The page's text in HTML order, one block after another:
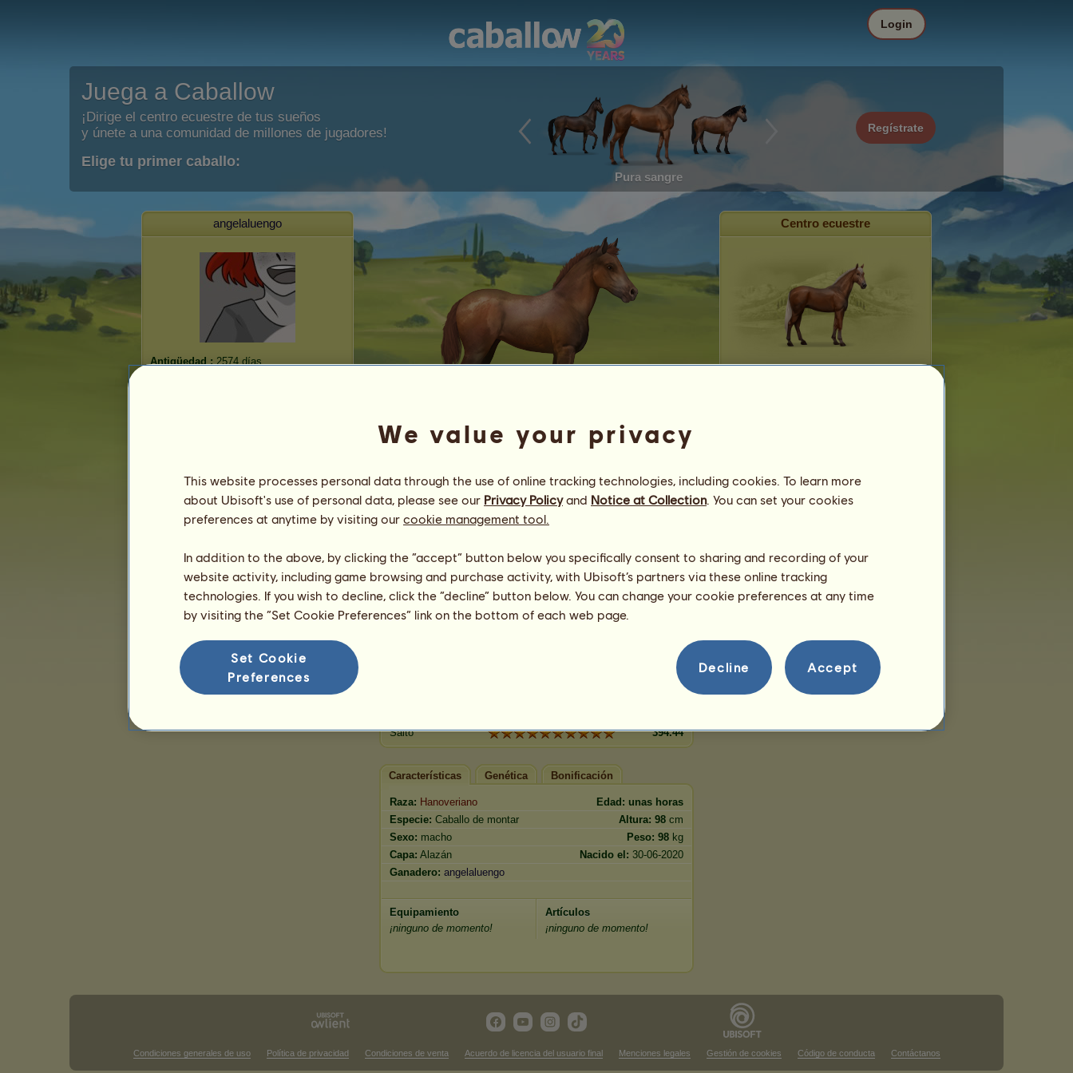
Juega a Caballow
¡Dirige el centro ecuestre de tus sueños
y únete a una comunidad de millones de jugadores!
Elige tu primer caballo:
Pura sangre
Regístrate
Login
angelaluengo
Antigüedad :2574 días
La clasificación general
Clasificación de la raza
M
ルセロ
Energía 85%
Salud
100
321.69
249.54
Salto
394.44
Características Genética Bonificación
Raza: Hanoveriano Edad: unas horas
Especie: Caballo de montar Altura: 98 cm
Sexo: macho Peso: 98 kg
Capa: Alazán Nacido el: 30-06-2020
Ganadero: angelaluengo
Equipamiento
¡ninguno de momento!
Artículos
¡ninguno de momento!
Centro ecuestre
2 años.
Edad actual: unas horas
Condiciones generales de uso Política de privacidad Condiciones de venta Acuerdo de licencia del usuario final Menciones legales Gestión de cookies Código de conducta Contáctanos
We value your privacy
This website processes personal data through the use of online tracking technologies, including cookies. To learn more
about Ubisoft's use of personal data, please see our Privacy Policyand Notice at Collection. You can set your cookies
preferences at anytime by visiting our cookie management tool.
In addition to the above, by clicking the “accept” button below you specifically consent to sharing and recording of your
website activity, including game browsing and purchase activity, with Ubisoft’s partners via these online tracking
technologies. If you wish to decline, click the “decline” button below. You can change your cookie preferences at any time
by visiting the “Set Cookie Preferences” link on the bottom of each web page.
Set Cookie
Preferences
Decline Accept